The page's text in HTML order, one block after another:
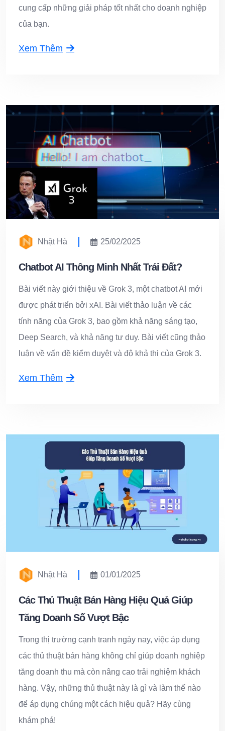
cung cấp những giải pháp tốt nhất cho doanh nghiệp
của bạn.
Xem Thêm
Nhật Hà 25/02/2025
Chatbot AI Thông Minh Nhất Trái Đất?
Bài viết này giới thiệu về Grok 3, một chatbot AI mới
được phát triển bởi xAI. Bài viết thảo luận về các
tính năng của Grok 3, bao gồm khả năng sáng tạo,
Deep Search, và khả năng tư duy. Bài viết cũng thảo
luận về vấn đề kiểm duyệt và độ khả thi của Grok 3.
Xem Thêm
Nhật Hà 01/01/2025
Các Thủ Thuật Bán Hàng Hiệu Quả Giúp
Tăng Doanh Số Vượt Bậc
Trong thị trường cạnh tranh ngày nay, việc áp dụng
các thủ thuật bán hàng không chỉ giúp doanh nghiệp
tăng doanh thu mà còn nâng cao trải nghiệm khách
hàng. Vậy, những thủ thuật này là gì và làm thế nào
để áp dụng chúng một cách hiệu quả? Hãy cùng
khám phá!